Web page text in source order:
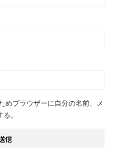
めブラウザーに自分の名前、メ
。